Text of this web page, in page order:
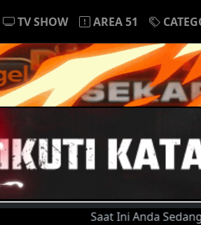
TV SHOW AREA 51
Saat Ini Anda Sedang